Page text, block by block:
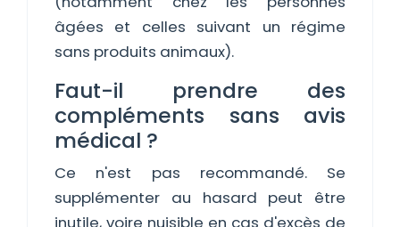
âgées et celles suivant un régime
sans produits animaux).
Faut-il prendre des
compléments sans avis
médical ?
Ce n'est pas recommandé. Se
supplémenter au hasard peut être
inutile, voire nuisible en cas d'excès de